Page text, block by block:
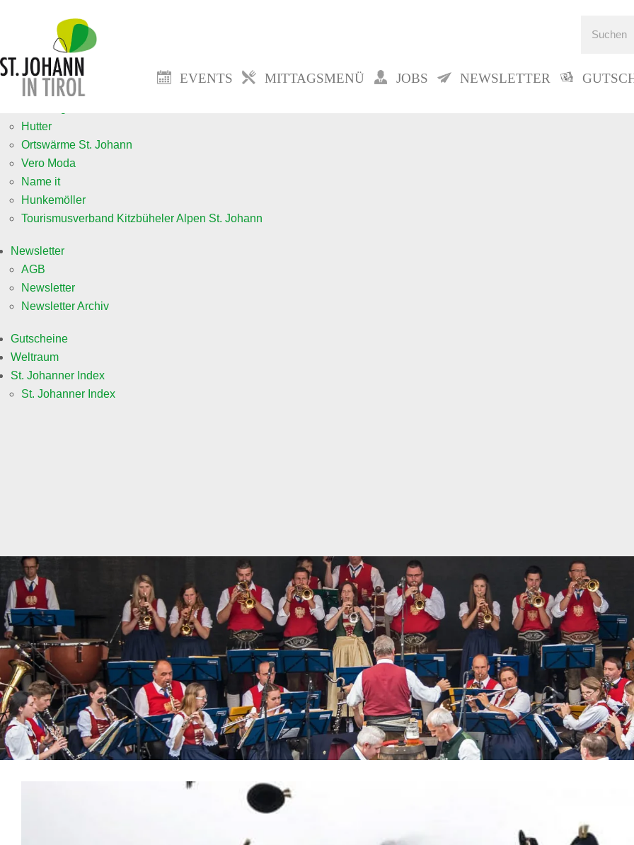
EVENTS MITTAGSMENÜ JOBS NEWSLETTER
Veranstaltung anmelden neu
Mittagsmenü
Jobs
Hutter
Ortswärme St. Johann
Vero Moda
Name it
Hunkemöller
Tourismusverband Kitzbüheler Alpen St. Johann
Newsletter
AGB
Newsletter
Newsletter Archiv
Gutscheine
Weltraum
St. Johanner Index
St. Johanner Index